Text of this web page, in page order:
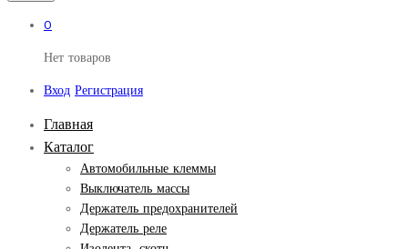
0
Нет товаров
Вход Регистрация
Главная
Каталог
Автомобильные клеммы
Выключатель массы
Держатель предохранителей
Держатель реле